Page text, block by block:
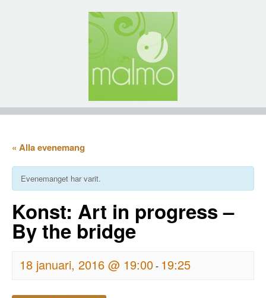
« Alla evenemang
Evenemanget har varit.
Konst: Art in progress –
By the bridge
18 januari, 2016 @ 19:00- 19:25